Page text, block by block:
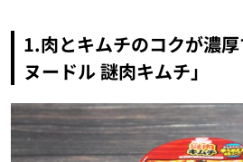
1.肉とキムチのコクが濃
ヌードル 謎肉キムチ」